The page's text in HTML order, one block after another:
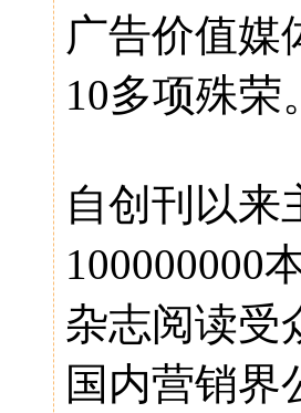
广告价值媒
10多项殊荣。
自创刊以来
100000000
杂志阅读受
国内营销界